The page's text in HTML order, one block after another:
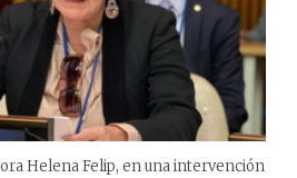
Helena Felip, en una intervención